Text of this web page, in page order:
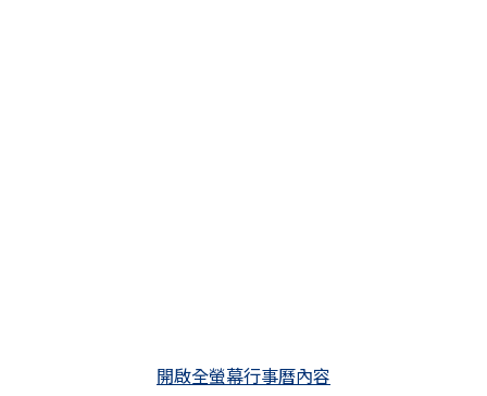
開啟全螢幕行事曆內容